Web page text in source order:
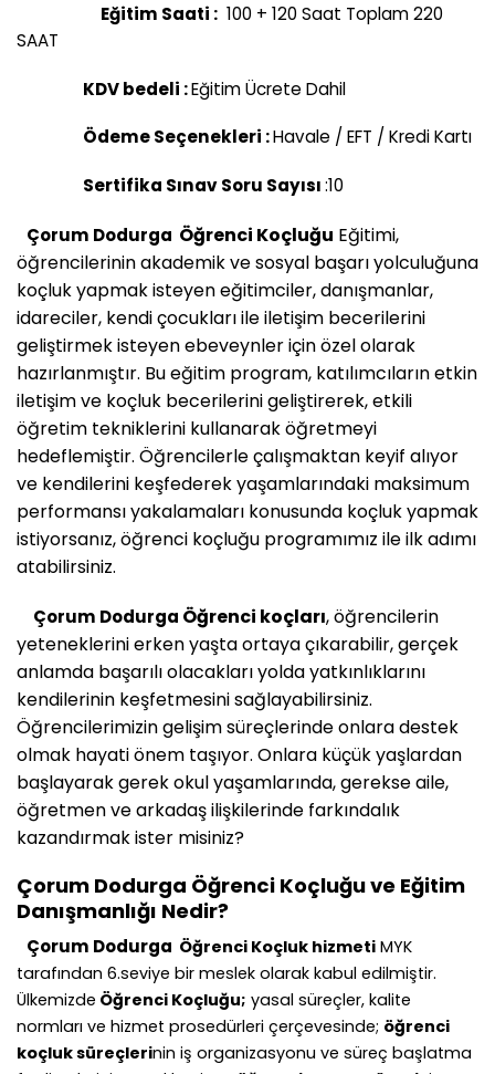
Eğitim Saati : 100 + 120 Saat Toplam 220
SAAT
KDV bedeli :Eğitim Ücrete Dahil
Ödeme Seçenekleri :Havale / EFT / Kredi Kartı
Sertifika Sınav Soru Sayısı:10
Çorum Dodurga Öğrenci Koçluğu Eğitimi,
öğrencilerinin akademik ve sosyal başarı yolculuğuna
koçluk yapmak isteyen eğitimciler, danışmanlar,
idareciler, kendi çocukları ile iletişim becerilerini
geliştirmek isteyen ebeveynler için özel olarak
hazırlanmıştır. Bu eğitim program, katılımcıların etkin
iletişim ve koçluk becerilerini geliştirerek, etkili
öğretim tekniklerini kullanarak öğretmeyi
hedeflemiştir. Öğrencilerle çalışmaktan keyif alıyor
ve kendilerini keşfederek yaşamlarındaki maksimum
performansı yakalamaları konusunda koçluk yapmak
istiyorsanız, öğrenci koçluğu programımız ile ilk adımı
atabilirsiniz.
Çorum Dodurga Öğrenci koçları, öğrencilerin
yeteneklerini erken yaşta ortaya çıkarabilir, gerçek
anlamda başarılı olacakları yolda yatkınlıklarını
kendilerinin keşfetmesini sağlayabilirsiniz.
Öğrencilerimizin gelişim süreçlerinde onlara destek
olmak hayati önem taşıyor. Onlara küçük yaşlardan
başlayarak gerek okul yaşamlarında, gerekse aile,
öğretmen ve arkadaş ilişkilerinde farkındalık
kazandırmak ister misiniz?
Çorum Dodurga Öğrenci Koçluğu ve Eğitim
Danışmanlığı Nedir?
Çorum Dodurga Öğrenci Koçluk hizmeti MYK
tarafından 6.seviye bir meslek olarak kabul edilmiştir.
Ülkemizde Öğrenci Koçluğu; yasal süreçler, kalite
normları ve hizmet prosedürleri çerçevesinde; öğrenci
koçluk süreçlerinin iş organizasyonu ve süreç başlatma